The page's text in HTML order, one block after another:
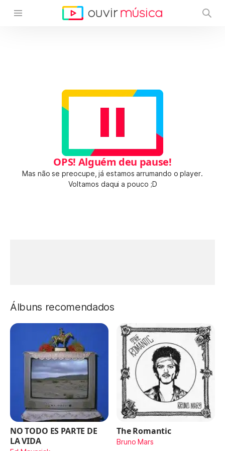
OPS! Alguém deu pause!
Mas não se preocupe, já estamos arrumando o player.
Voltamos daqui a pouco ;D
Álbuns recomendados
NO TODO ES PARTE DE
LA VIDA
The Romantic
Bruno Mars